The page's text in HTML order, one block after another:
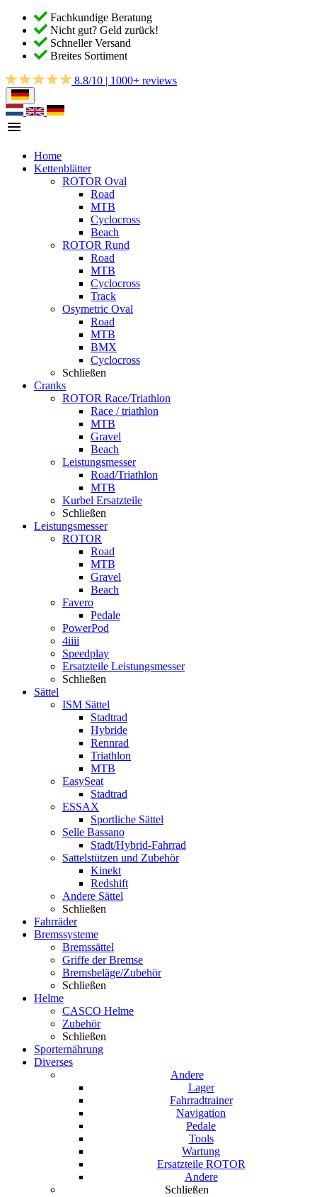
Fachkundige Beratung
Nicht gut? Geld zurück!
Schneller Versand
Breites Sortiment
8.8/10 | 1000+ reviews
Home
Kettenblätter
ROTOR Oval
Road
MTB
Cyclocross
Beach
ROTOR Rund
Road
MTB
Cyclocross
Track
Osymetric Oval
Road
MTB
BMX
Cyclocross
Schließen
Cranks
ROTOR Race/Triathlon
Race / triathlon
MTB
Gravel
Beach
Leistungsmesser
Road/Triathlon
MTB
Kurbel Ersatzteile
Schließen
Leistungsmesser
ROTOR
Road
MTB
Gravel
Beach
Favero
Pedale
PowerPod
4iiii
Speedplay
Ersatzteile Leistungsmesser
Schließen
Sättel
ISM Sättel
Stadtrad
Hybride
Rennrad
Triathlon
MTB
EasySeat
Stadtrad
ESSAX
Sportliche Sättel
Selle Bassano
Stadt/Hybrid-Fahrrad
Sattelstützen und Zubehör
Kinekt
Redshift
Andere Sättel
Schließen
Fahrräder
Bremssysteme
Bremssättel
Griffe der Bremse
Bremsbeläge/Zubehör
Schließen
Helme
CASCO Helme
Zubehör
Schließen
Sporternährung
Diverses
Andere
Lager
Fahrradtrainer
Navigation
Pedale
Tools
Wartung
Ersatzteile ROTOR
Andere
Schließen